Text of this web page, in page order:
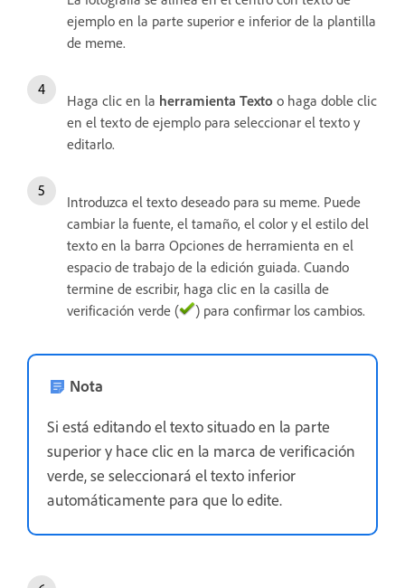
ejemplo en la parte superior e inferior de la plantilla
de meme.
Haga clic en la herramienta Texto o haga doble clic
en el texto de ejemplo para seleccionar el texto y
editarlo.
Introduzca el texto deseado para su meme. Puede
cambiar la fuente, el tamaño, el color y el estilo del
texto en la barra Opciones de herramienta en el
espacio de trabajo de la edición guiada. Cuando
termine de escribir, haga clic en la casilla de
verificación verde (
) para confirmar los cambios.
Nota
Si está editando el texto situado en la parte
superior y hace clic en la marca de verificación
verde, se seleccionará el texto inferior
automáticamente para que lo edite.